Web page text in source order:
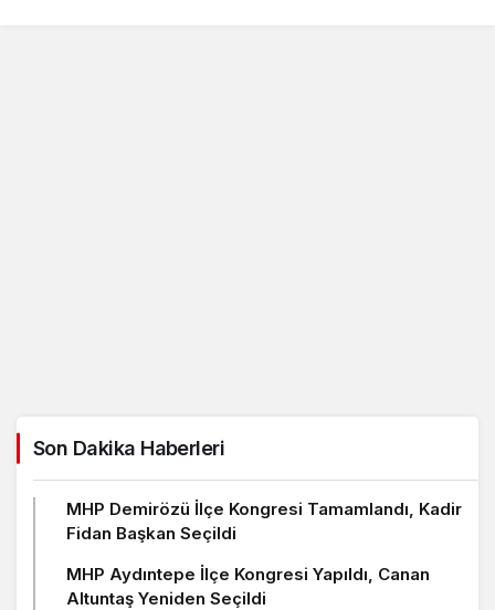
Son Dakika Haberleri
MHP Demirözü İlçe Kongresi Tamamlandı, Kadir
Fidan Başkan Seçildi
MHP Aydıntepe İlçe Kongresi Yapıldı, Canan
Altuntaş Yeniden Seçildi